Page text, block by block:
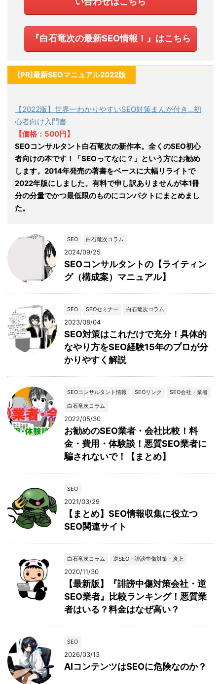
『白石竜次の最新SEO情報！』はこちら
[PR]最新SEOマニュアル2022版
【2022版】世界一わかりやすいSEO対策まんが付き…初
心者向け入門書
【価格：500円】
SEOコンサルタント白石竜次の新作本。全くのSEO初心
者向けの本です！「SEOってなに？」という方にお勧め
します。2014年発売の著書をベースに大幅リライトで
2022年版にしました。有料で申し訳ありませんが本1冊
分の分量でかつ最低限のものにコンパクトにまとめまし
た。
SEO 白石竜次コラム
2024/09/25
SEOコンサルタントの【ライティン
グ（構成案）マニュアル】
SEO SEOセミナー 白石竜次コラム
2023/08/04
SEO対策はこれだけで充分！具体的
なやり方をSEO経験15年のプロが分
かりやすく解説
SEOコンサルタント情報 SEOリンク
SEO会社・業者
白石竜次コラム
2022/05/30
お勧めのSEO業者・会社比較！料
金・費用・体験談！悪質SEO業者に
騙されないで！【まとめ】
SEO
2021/03/29
【まとめ】SEO情報収集に役立つ
SEO関連サイト
白石竜次コラム 逆SEO・誹謗中傷対策・炎上
2020/11/30
【最新版】『誹謗中傷対策会社・逆
SEO業者』比較ランキング！悪質業
者はいる？料金はなぜ高い？
SEO
2026/03/13
AIコンテンツはSEOに危険なのか？